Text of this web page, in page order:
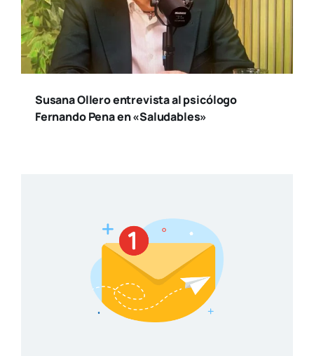
Susana Ollero entrevista al psicólogo
Fernando Pena en «Saludables»